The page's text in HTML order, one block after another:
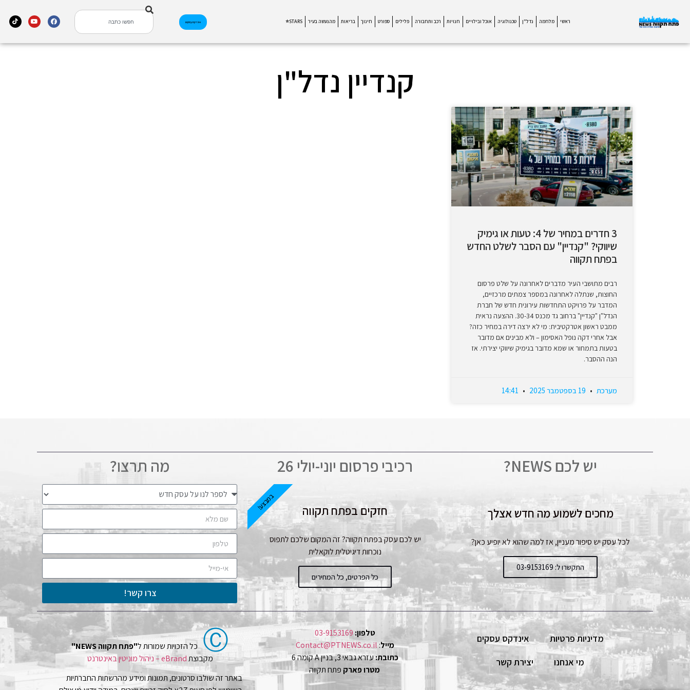
ראשי מלחמה נדל"ן טכנולוגיה אוכל ובילויים חנויות רכב ותחבורה פלילים ספורט חינוך בריאות מהנעשה בעיר STARS⭐ אינדקס עסקים
קנדיין נדל"ן
3 חדרים במחיר של 4: טעות או גימיק
שיווקי? "קנדיין" עם הסבר לשלט החדש
בפתח תקווה
רבים מתושבי העיר מדברים לאחרונה על שלט פרסום
החוצות, שנתלה לאחרונה במספר צמתים מרכזיים,
המדבר על פרויקט התחדשות עירונית חדש של חברת
הנדל"ן "קנדיין" ברחוב גד מכנס 30-34. ההצעה נראית
ממבט ראשון אטרקטיבית: מי לא ירצה דירה במחיר כזה?
אבל אחרי דקה נופל האסימון – ולא מבינים אם מדובר
בטעות בתמחור או שמא מדובר בגימיק שיווקי יצירתי. אז
הנה ההסבר.
מערכת
יש לכם NEWS?
מחכים לשמוע מה חדש אצלך
לכל עסק יש סיפור מעניין, אז למה שהוא לא יופיע כאן?
התקשרו ל: 03-9153169
רכיבי פרסום יוני-יולי 26
חזקים בפתח תקווה
יש לכם עסק בפתח תקווה? זה המקום שלכם לתפוס
נוכחות דיגיטלית לוקאלית
כל הפרטים, כל המחירים
במבצע!
מה תרצו?
צרו קשר!
מדיניות פרטיות
אינדקס עסקים
מי אנחנו
יצירת קשר
טלפון: 03-9153169
מייל:
Contact@PTNEWS.co.il
כתובת:עזרא גבאי 3, בניין A קומה 6
מטרו פארק פתח תקווה
Ⓒ כל הזכויות שמורות ל"פתח תקווה NEWS"
מקבוצתeBrand – ניהול מוניטין באינטרנט
באתר זה שולבו סרטונים, תמונות ומידע מהרשתות החברתיות